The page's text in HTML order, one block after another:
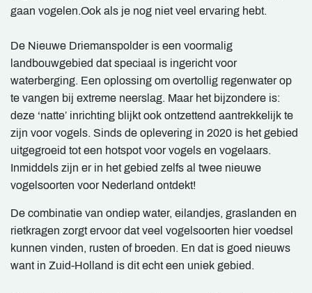
gaan vogelen.Ook als je nog niet veel ervaring hebt.
De Nieuwe Driemanspolder is een voormalig
landbouwgebied dat speciaal is ingericht voor
waterberging. Een oplossing om overtollig regenwater op
te vangen bij extreme neerslag. Maar het bijzondere is:
deze ‘natte’ inrichting blijkt ook ontzettend aantrekkelijk te
zijn voor vogels. Sinds de oplevering in 2020 is het gebied
uitgegroeid tot een hotspot voor vogels en vogelaars.
Inmiddels zijn er in het gebied zelfs al twee nieuwe
vogelsoorten voor Nederland ontdekt!
De combinatie van ondiep water, eilandjes, graslanden en
rietkragen zorgt ervoor dat veel vogelsoorten hier voedsel
kunnen vinden, rusten of broeden. En dat is goed nieuws
want in Zuid-Holland is dit echt een uniek gebied.